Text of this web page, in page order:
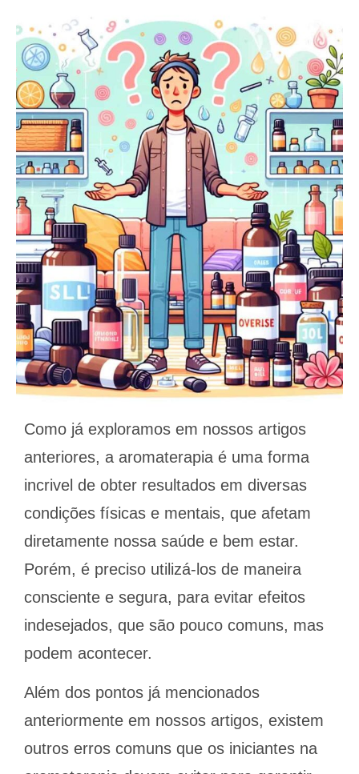
Como já exploramos em nossos artigos
anteriores, a aromaterapia é uma forma
incrivel de obter resultados em diversas
condições físicas e mentais, que afetam
diretamente nossa saúde e bem estar.
Porém, é preciso utilizá-los de maneira
consciente e segura, para evitar efeitos
indesejados, que são pouco comuns, mas
podem acontecer.
Além dos pontos já mencionados
anteriormente em nossos artigos, existem
outros erros comuns que os iniciantes na